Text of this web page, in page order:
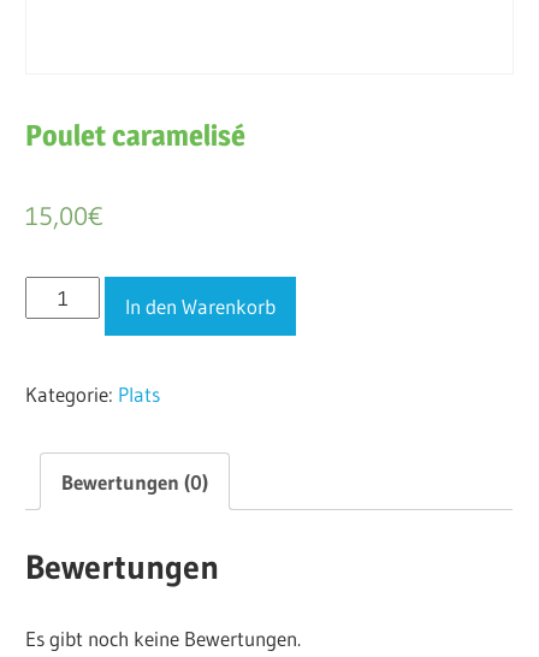
Poulet caramelisé
15,00€
Poulet
caramelisé
In den Warenkorb
Kategorie: Plats
Bewertungen (0)
Bewertungen
Es gibt noch keine Bewertungen.